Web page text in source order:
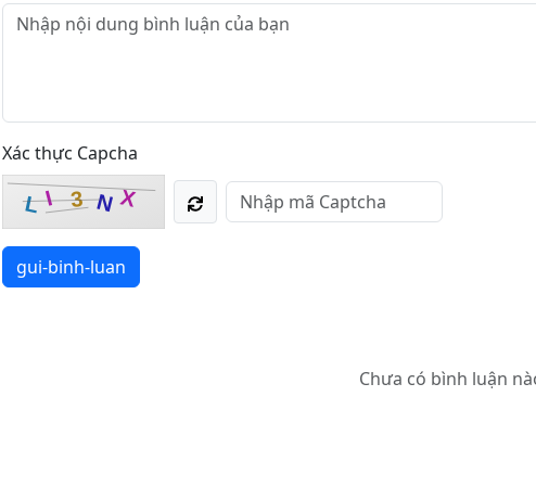
Xác thực Capcha
LI 3 NX
gui-binh-luan
Chưa có bình luận